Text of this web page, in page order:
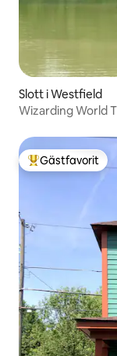
Slott i Westfield
Wizarding World
Populär
Gästfavorit